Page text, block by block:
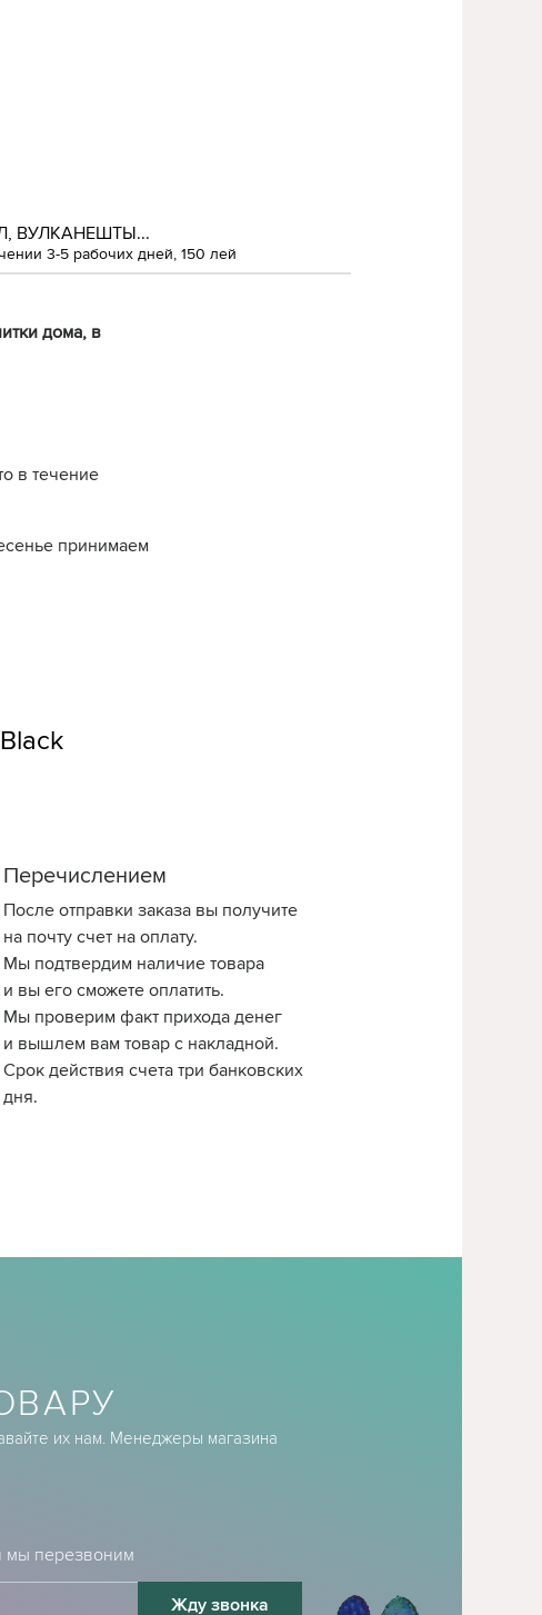
ВУЛКАНЕШТЫ...
3-5 рабочих дней, 150 лей
дома, в
в течение
принимаем
Перечислением
После отправки заказа вы получите
на почту счет на оплату.
Мы подтвердим наличие товара
и вы его сможете оплатить.
Мы проверим факт прихода денег
и вышлем вам товар с накладной.
Срок действия счета три банковских
дня.
их нам. Менеджеры магазина
мы перезвоним
Жду звонка